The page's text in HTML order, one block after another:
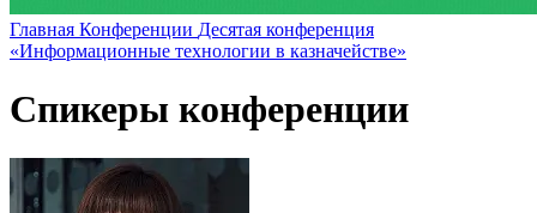
Главная Конференции Десятая конференция
«Информационные технологии в казначействе»
Спикеры конференции